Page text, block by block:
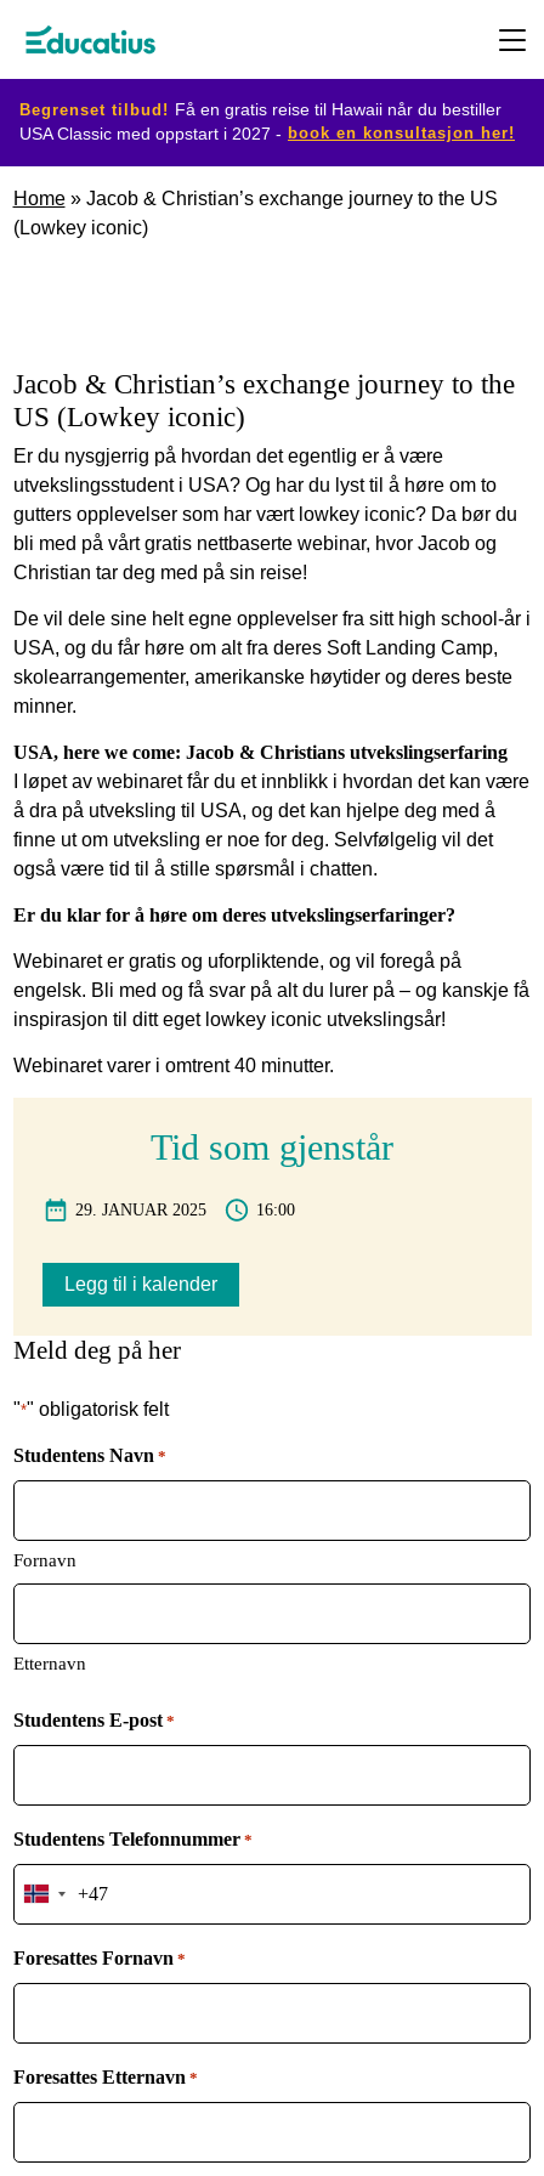
Begrenset tilbud! Få en gratis reise til Hawaii når du bestiller
USA Classic med oppstart i 2027 - book en konsultasjon her!
din
utveksling
Bli
vertsfamilie
Home» Jacob & Christian’s exchange journey to the US
(Lowkey iconic)
Jacob & Christian’s exchange journey to the
US (Lowkey iconic)
Er du nysgjerrig på hvordan det egentlig er å være
utvekslingsstudent i USA? Og har du lyst til å høre om to
gutters opplevelser som har vært lowkey iconic? Da bør du
bli med på vårt gratis nettbaserte webinar, hvor Jacob og
Christian tar deg med på sin reise!
De vil dele sine helt egne opplevelser fra sitt high school-år i
USA, og du får høre om alt fra deres Soft Landing Camp,
skolearrangementer, amerikanske høytider og deres beste
minner.
USA, here we come: Jacob & Christians utvekslingserfaring
I løpet av webinaret får du et innblikk i hvordan det kan være
å dra på utveksling til USA, og det kan hjelpe deg med å
finne ut om utveksling er noe for deg. Selvfølgelig vil det
også være tid til å stille spørsmål i chatten.
Er du klar for å høre om deres utvekslingserfaringer?
Webinaret er gratis og uforpliktende, og vil foregå på
engelsk. Bli med og få svar på alt du lurer på – og kanskje få
inspirasjon til ditt eget lowkey iconic utvekslingsår!
Webinaret varer i omtrent 40 minutter.
Tid som gjenstår
29. JANUAR 2025 16:00
Legg til i kalender
Meld deg på her
"*" obligatorisk felt
Studentens Navn *
Fornavn
Etternavn
Studentens E-post *
Studentens Telefonnummer *
Norway
+47
Foresattes Fornavn *
Foresattes Etternavn *